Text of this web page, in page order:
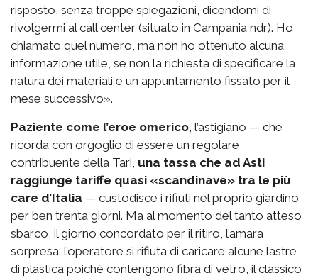
risposto, senza troppe spiegazioni, dicendomi di
rivolgermi al call center (situato in Campania ndr). Ho
chiamato quel numero, ma non ho ottenuto alcuna
informazione utile, se non la richiesta di specificare la
natura dei materiali e un appuntamento fissato per il
mese successivo».
Paziente come l’eroe omerico , l’astigiano — che
ricorda con orgoglio di essere un regolare
contribuente della Tari, una tassa che ad Asti
raggiunge tariffe quasi «scandinave» tra le più
care d’Italia — custodisce i rifiuti nel proprio giardino
per ben trenta giorni. Ma al momento del tanto atteso
sbarco, il giorno concordato per il ritiro, l’amara
sorpresa: l’operatore si rifiuta di caricare alcune lastre
di plastica poiché contengono fibra di vetro, il classico